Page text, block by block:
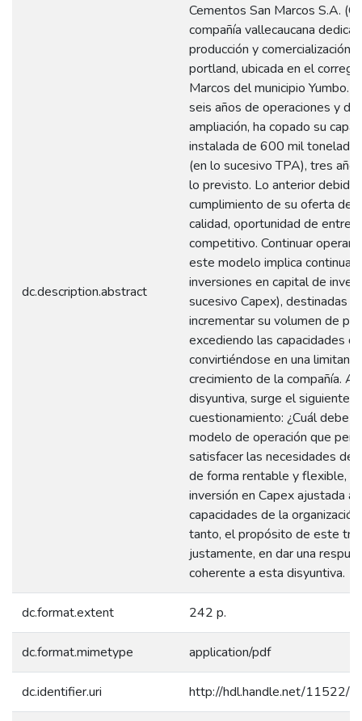
dc.description.abstract
Cementos San Marcos S.A.
compañía vallecaucana
producción y comercialización
portland, ubicada en el
Marcos del municipio Yumbo.
seis años de operaciones y
ampliación, ha copado su
instalada de 600 mil
(en lo sucesivo TPA), tres
lo previsto. Lo anterior debido
cumplimiento de su oferta de
calidad, oportunidad de
competitivo. Continuar
este modelo implica continuas
inversiones en capital de
sucesivo Capex), destinadas a
incrementar su volumen de
excediendo las capacidades
convirtiéndose en una
crecimiento de la compañía.
disyuntiva, surge el siguiente
cuestionamiento: ¿Cuál debe
modelo de operación que
satisfacer las necesidades de
de forma rentable y flexible,
inversión en Capex ajustada a
capacidades de la
tanto, el propósito de este
justamente, en dar una
coherente a esta disyuntiva.
dc.format.extent 242 p.
dc.format.mimetype application/pdf
dc.identifier.uri http://hdl.handle.net/11522/